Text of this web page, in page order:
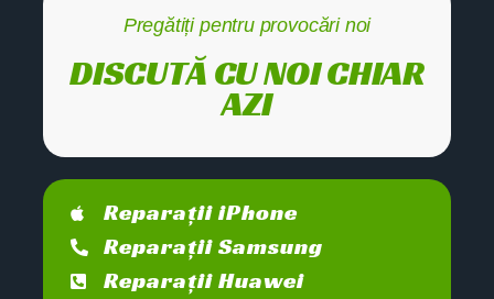
Pregătiți pentru provocări noi
DISCUTĂ CU NOI CHIAR
AZI
Reparații iPhone
Reparații Samsung
Reparații Huawei